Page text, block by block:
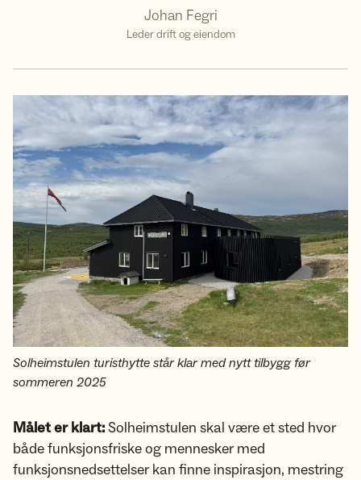
Johan Fegri
Leder drift og eiendom
Solheimstulen turisthytte står klar med nytt tilbygg før
sommeren 2025
Målet er klart:Solheimstulen skal være et sted hvor
både funksjonsfriske og mennesker med
funksjonsnedsettelser kan finne inspirasjon, mestring